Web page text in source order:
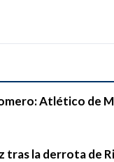
Atlético de
tras la derrota de